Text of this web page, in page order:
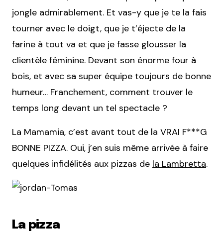
jongle admirablement. Et vas-y que je te la fais
tourner avec le doigt, que je t’éjecte de la
farine à tout va et que je fasse glousser la
clientèle féminine. Devant son énorme four à
bois, et avec sa super équipe toujours de bonne
humeur… Franchement, comment trouver le
temps long devant un tel spectacle ?
La Mamamia, c’est avant tout de la VRAI F***G
BONNE PIZZA. Oui, j’en suis même arrivée à faire
quelques infidélités aux pizzas de la Lambretta.
La pizza